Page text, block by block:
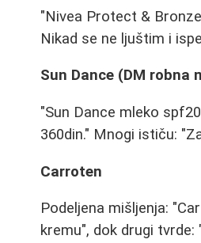
"Nivea Protect &
Nikad se ne ljuštim i
Sun Dance (DM robna
"Sun Dance mleko
360din." Mnogi ističu:
Carroten
Podeljena mišljenja:
kremu", dok drugi tvrde: